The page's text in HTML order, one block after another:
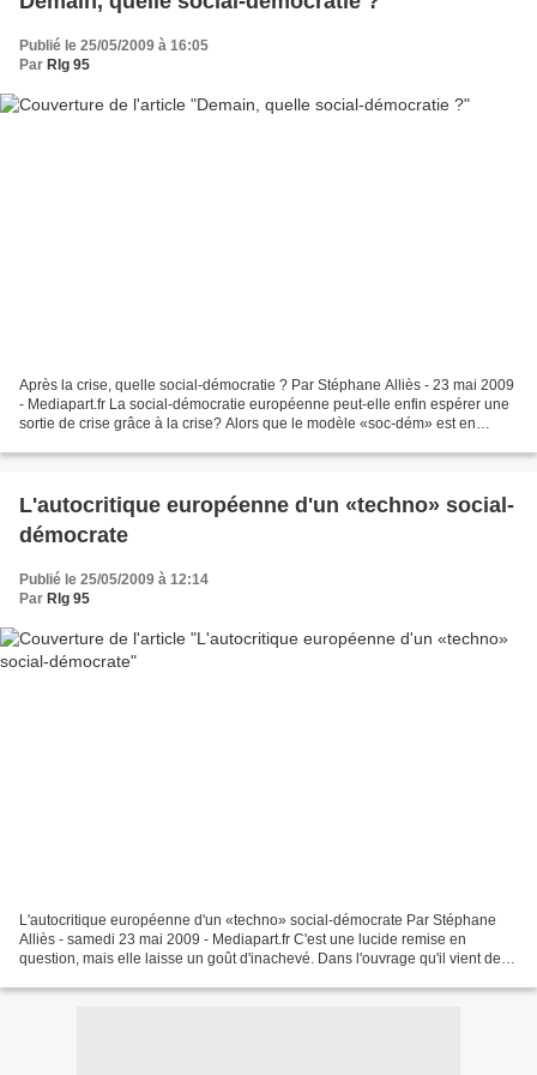
Publié le 25/05/2009 à 16:05
Par Rlg 95
Après la crise, quelle social-démocratie ? Par Stéphane Alliès - 23 mai 2009
- Mediapart.fr La social-démocratie européenne peut-elle enfin espérer une
sortie de crise grâce à la crise? Alors que le modèle «soc-dém» est en
L'autocritique européenne d'un «techno» social-
démocrate
Publié le 25/05/2009 à 12:14
Par Rlg 95
L'autocritique européenne d'un «techno» social-démocrate Par Stéphane
Alliès - samedi 23 mai 2009 - Mediapart.fr C'est une lucide remise en
question, mais elle laisse un goût d'inachevé. Dans l'ouvrage qu'il vient de